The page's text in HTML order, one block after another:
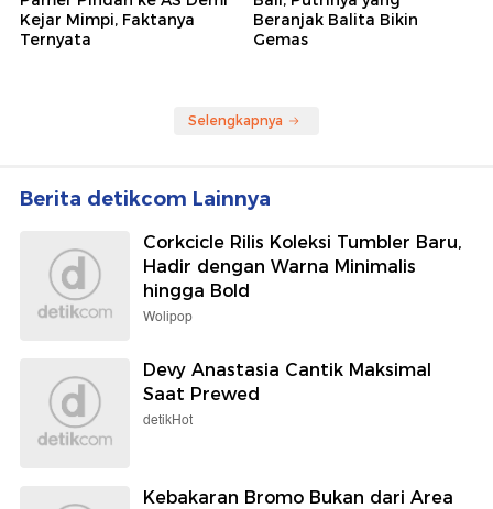
Kejar Mimpi, Faktanya
Ternyata
Beranjak Balita Bikin
Gemas
Selengkapnya
Berita detikcom Lainnya
Corkcicle Rilis Koleksi Tumbler Baru,
Hadir dengan Warna Minimalis
hingga Bold
Wolipop
Devy Anastasia Cantik Maksimal
Saat Prewed
detikHot
Kebakaran Bromo Bukan dari Area